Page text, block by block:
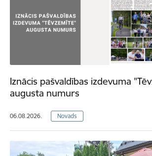
Iznācis pašvaldības izdevuma
augusta numurs
06.08.2026. Novads